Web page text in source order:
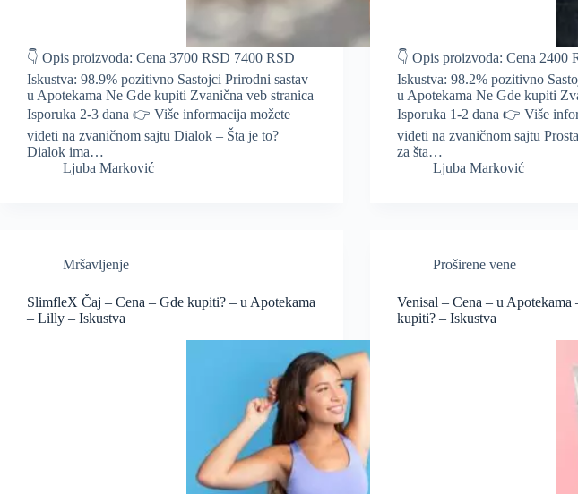
👇 Opis proizvoda: Cena 3700 RSD 7400 RSD
Iskustva: 98.9% pozitivno Sastojci Prirodni sastav
u Apotekama Ne Gde kupiti Zvanična veb stranica
Isporuka 2-3 dana 👉 Više informacija možete
videti na zvaničnom sajtu Dialok – Šta je to?
Dialok ima…
Ljuba Marković
👇 Opis proizvoda: Cena 2400
Iskustva: 98.2% pozitivno
u Apotekama Ne Gde kupiti
Isporuka 1-2 dana 👉 Više
videti na zvaničnom sajtu
za šta…
Ljuba Marković
Mršavljenje
SlimfleX Čaj – Cena – Gde kupiti? – u Apotekama
– Lilly – Iskustva
Proširene vene
Venisal – Cena – u
kupiti? – Iskustva